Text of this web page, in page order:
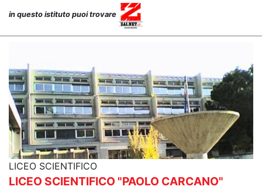
in questo istituto puoi trovare
LICEO SCIENTIFICO
LICEO SCIENTIFICO "PAOLO CARCANO"